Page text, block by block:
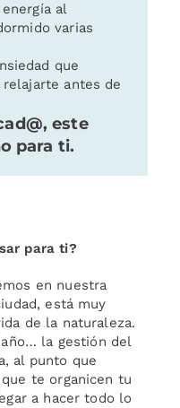
al
varias
que
antes de
este
para ti.
para ti?
en nuestra
está muy
de la naturaleza.
la gestión del
al punto que
te organicen tu
a hacer todo lo